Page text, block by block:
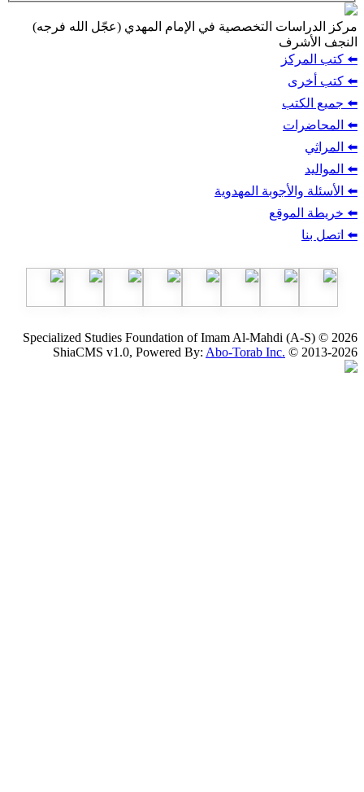
التخصصية في الإمام المهدي (عجّل الله فرجه)
المهدوية
Specialized Studies Foundation of Imam Al-
ShiaCMS v1.0, Powered By:Abo-Torab Inc.